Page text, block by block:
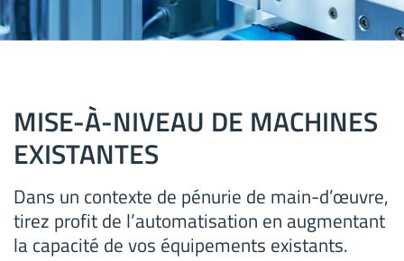
MISE-À-NIVEAU DE MACHINES
EXISTANTES
Dans un contexte de pénurie de main-d’œuvre,
tirez profit de l’automatisation en augmentant
la capacité de vos équipements existants.